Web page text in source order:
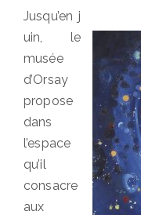
Jusqu’en j
uin, le
musée
d’Orsay
propose
dans
l’espace
qu’il
consacre
aux